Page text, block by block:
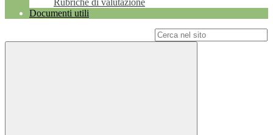
Rubriche di valutazione
Documenti utili